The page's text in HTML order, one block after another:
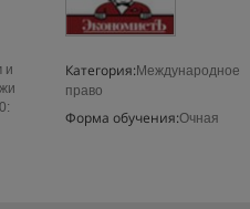
Категория: Международное
право
Форма обучения:Очная
и